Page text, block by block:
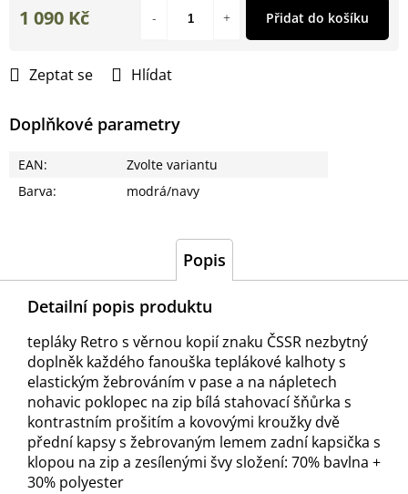
Zeptat se Hlídat
Doplňkové parametry
EAN:
Zvolte variantu
Barva: modrá/navy
1 090 Kč Přidat do košíku
Popis
Detailní popis produktu
tepláky Retro s věrnou kopií znaku ČSSR nezbytný
doplněk každého fanouška teplákové kalhoty s
elastickým žebrováním v pase a na nápletech
nohavic poklopec na zip bílá stahovací šňůrka s
kontrastním prošitím a kovovými kroužky dvě
přední kapsy s žebrovaným lemem zadní kapsička s
klopou na zip a zesílenými švy složení: 70% bavlna +
30% polyester